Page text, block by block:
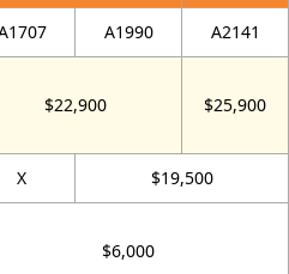
A1990 A2141
$22,900 $25,900
X $19,500
$6,000